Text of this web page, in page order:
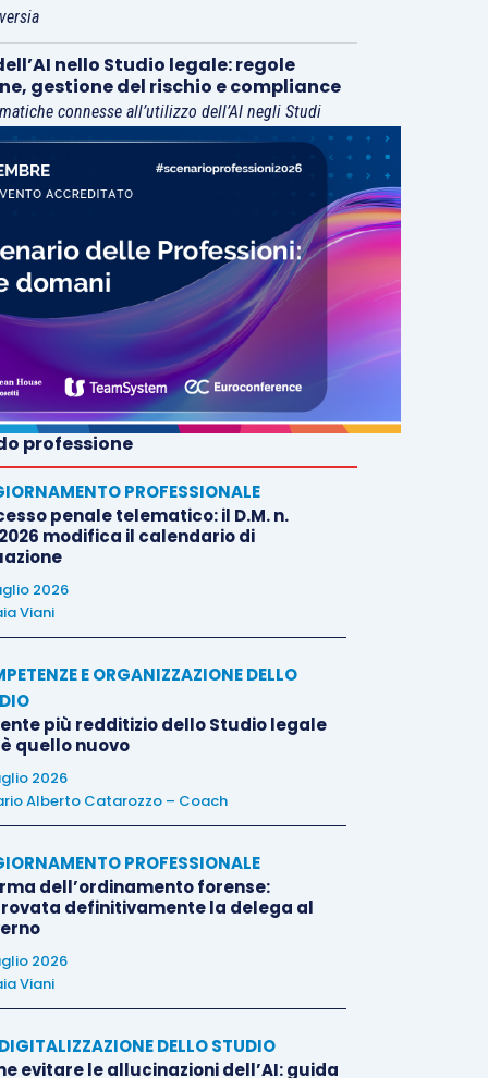
nello Studio legale: regole
gestione del rischio e compliance
connesse all’utilizzo dell’AI negli Studi
professione
PROFESSIONALE
penale telematico: il D.M. n.
modifica il calendario di
2026
Viani
E ORGANIZZAZIONE DELLO
più redditizio dello Studio legale
quello nuovo
2026
Alberto Catarozzo – Coach
PROFESSIONALE
dell’ordinamento forense:
definitivamente la delega al
2026
Viani
DELLO STUDIO
evitare le allucinazioni dell’AI: guida